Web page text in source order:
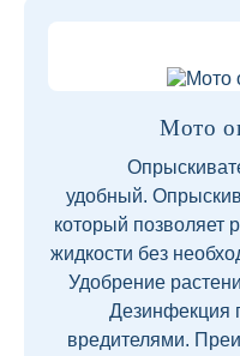
Мото
удобный.
который позволяет
жидкости без
Удобрение
Дезинфекция
вредителями.